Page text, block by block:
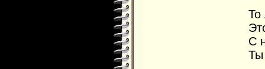
То
С
Ты